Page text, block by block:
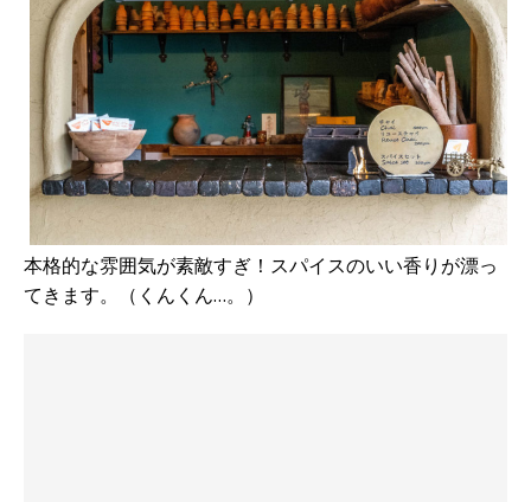
本格的な雰囲気が素敵すぎ！スパイスのいい香りが漂っ
てきます。（くんくん…。）